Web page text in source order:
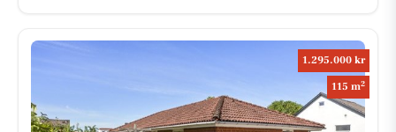
1.295.000 kr
115 m2